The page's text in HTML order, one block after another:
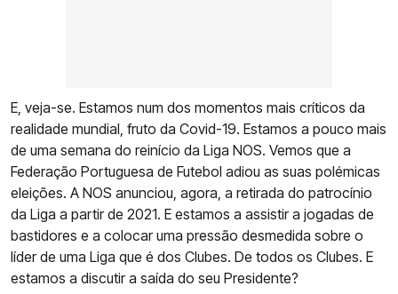
E, veja-se. Estamos num dos momentos mais críticos da
realidade mundial, fruto da Covid-19. Estamos a pouco mais
de uma semana do reinício da Liga NOS. Vemos que a
Federação Portuguesa de Futebol adiou as suas polémicas
eleições. A NOS anunciou, agora, a retirada do patrocínio
da Liga a partir de 2021. E estamos a assistir a jogadas de
bastidores e a colocar uma pressão desmedida sobre o
líder de uma Liga que é dos Clubes. De todos os Clubes. E
estamos a discutir a saída do seu Presidente?